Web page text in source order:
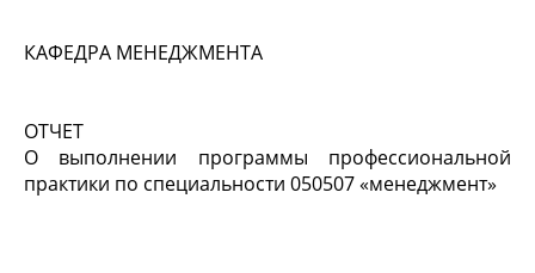
КАФЕДРА МЕНЕДЖМЕНТА
ОТЧЕТ
О выполнении программы профессиональной
практики по специальности 050507 «менеджмент»